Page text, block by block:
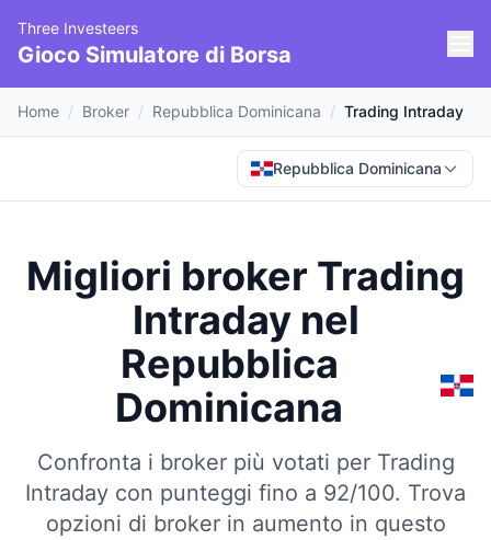
Three Investeers
Gioco Simulatore di Borsa
Home / Broker / Repubblica Dominicana / Trading Intraday
Repubblica Dominicana
Migliori broker Trading
Intradaynel
Repubblica
Dominicana
Confronta i broker più votati per Trading
Intraday con punteggi fino a 92/100. Trova
opzioni di broker in aumento in questo